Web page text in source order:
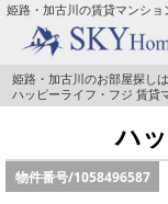
姫路・加古川の賃貸マンショ
TOPページ
都市ガス·オール電
☆新築物件☆
姫路・加古川のお部屋探し
ハッピーライフ・フジ 賃貸
ハ
物件番号/1058496587